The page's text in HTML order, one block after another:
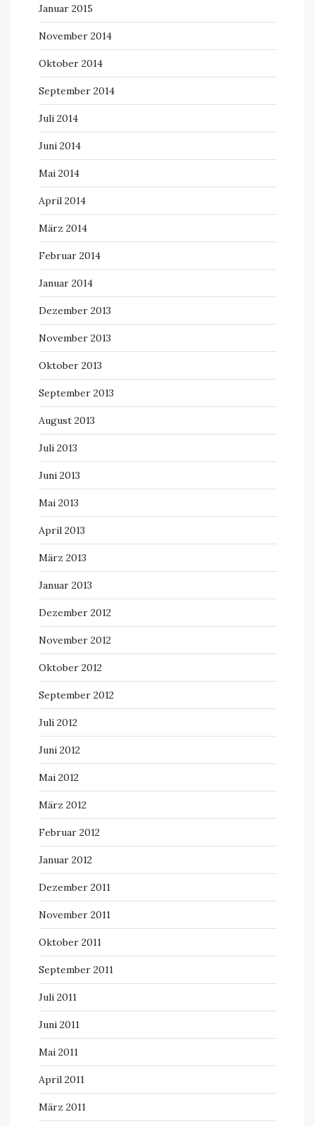
Januar 2015
November 2014
Oktober 2014
September 2014
Juli 2014
Juni 2014
Mai 2014
April 2014
März 2014
Februar 2014
Januar 2014
Dezember 2013
November 2013
Oktober 2013
September 2013
August 2013
Juli 2013
Juni 2013
Mai 2013
April 2013
März 2013
Januar 2013
Dezember 2012
November 2012
Oktober 2012
September 2012
Juli 2012
Juni 2012
Mai 2012
März 2012
Februar 2012
Januar 2012
Dezember 2011
November 2011
Oktober 2011
September 2011
Juli 2011
Juni 2011
Mai 2011
April 2011
März 2011